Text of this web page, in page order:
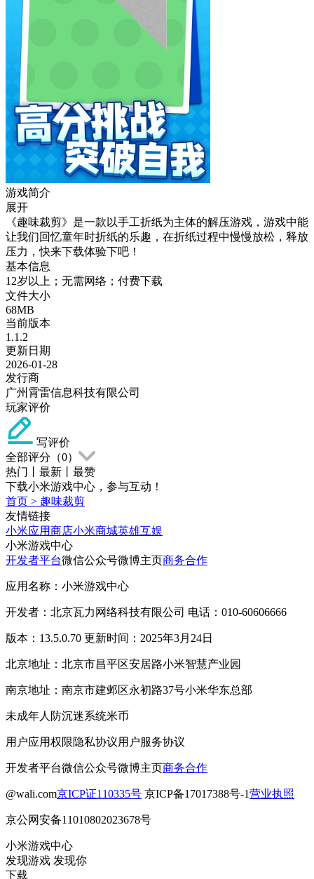
游戏简介
展开
《趣味裁剪》是一款以手工折纸为主体的解压游戏，游戏中能
让我们回忆童年时折纸的乐趣，在折纸过程中慢慢放松，释放
压力，快来下载体验下吧！
基本信息
12岁以上；无需网络；付费下载
文件大小
68MB
当前版本
1.1.2
更新日期
2026-01-28
发行商
广州霄雷信息科技有限公司
玩家评价
写评价
全部评分（0）
热门
最新
最赞
下载小米游戏中心，参与互动！
首页 > 趣味裁剪
友情链接
小米应用商店小米商城英雄互娱
小米游戏中心
开发者平台微信公众号微博主页商务合作
应用名称：小米游戏中心
开发者：北京瓦力网络科技有限公司 电话：010-60606666
版本：13.5.0.70 更新时间：2025年3月24日
北京地址：北京市昌平区安居路小米智慧产业园
南京地址：南京市建邺区永初路37号小米华东总部
未成年人防沉迷系统米币
用户应用权限隐私协议用户服务协议
开发者平台微信公众号微博主页商务合作
@wali.com京ICP证110335号 京ICP备17017388号-1营业执照
京公网安备11010802023678号
小米游戏中心
发现游戏 发现你
下载